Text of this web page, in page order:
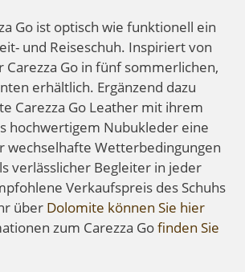
Go ist optisch wie funktionell ein
und Reiseschuh. Inspiriert von
Carezza Go in fünf sommerlichen,
erhältlich. Ergänzend dazu
Carezza Go Leather mit ihrem
hochwertigem Nubukleder eine
wechselhafte Wetterbedingungen
verlässlicher Begleiter in jeder
Verkaufspreis des Schuhs
über Dolomite können Sie hier
zum Carezza Gofinden Sie